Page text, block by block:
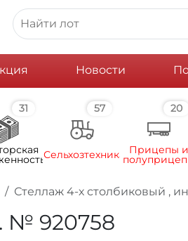
Новости
31 57
Сельхозтехника
20
Прицепы и
Стеллаж 4-х столбиковый ,
№ 920758